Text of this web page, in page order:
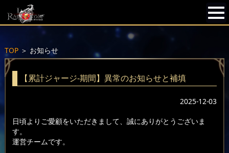
TOP＞ お知らせ
【累計ジャージ-期間】異常のお知らせと補填
2025-12-03
日頃よりご愛顧をいただきまして、誠にありがとうございま
す。
運営チームです。